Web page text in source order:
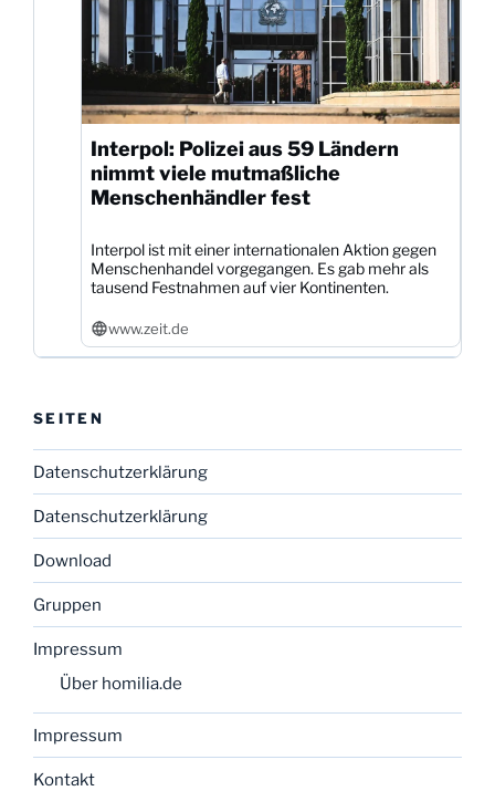
Interpol: Polizei aus 59 Ländern
nimmt viele mutmaßliche
Menschenhändler fest
Interpol ist mit einer internationalen Aktion gegen
Menschenhandel vorgegangen. Es gab mehr als
tausend Festnahmen auf vier Kontinenten.
www.zeit.de
SEITEN
Datenschutzerklärung
Datenschutzerklärung
Download
Gruppen
Impressum
Über homilia.de
Impressum
Kontakt